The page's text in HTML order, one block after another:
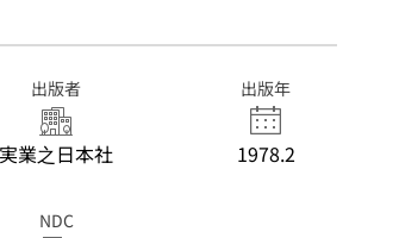
出版者
実業之日本社
出版年
1978.2
NDC